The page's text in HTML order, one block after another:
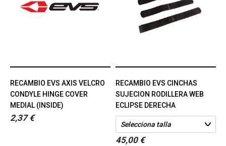
RECAMBIO EVS AXIS VELCRO
CONDYLE HINGE COVER
MEDIAL (INSIDE)
2,37 €
RECAMBIO EVS CINCHAS
SUJECION RODILLERA WEB
ECLIPSE DERECHA
45,00 €